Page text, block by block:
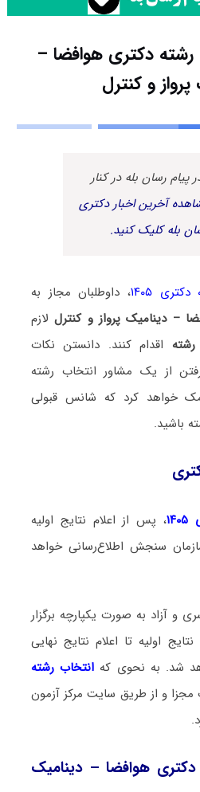
دکتری هوافضا –
و کنترل
پیام رسان بله در کنار
آخرین اخبار دکتری
بله کلیک کنید.
۱۴۰۵
، داوطلبان مجاز به
– دینامیک پرواز و کنترللازم
اقدام کنند. دانستن نکات
از یک مشاور انتخاب رشته
خواهد کرد که شانس قبولی
باشید.
، پس از اعلام نتایج اولیه
سنجش اطلاع‌رسانی خواهد
و آزاد به صورت یکپارچه برگزار
اولیه تا اعلام نتایج نهایی
شد. به نحوی که انتخاب رشته
و از طریق سایت مرکز آزمون
هوافضا – دینامیک